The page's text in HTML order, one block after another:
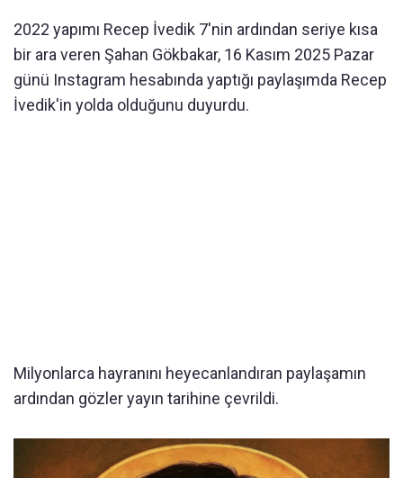
2022 yapımı Recep İvedik 7'nin ardından seriye kısa
bir ara veren Şahan Gökbakar, 16 Kasım 2025 Pazar
günü Instagram hesabında yaptığı paylaşımda Recep
İvedik'in yolda olduğunu duyurdu.
Milyonlarca hayranını heyecanlandıran paylaşamın
ardından gözler yayın tarihine çevrildi.